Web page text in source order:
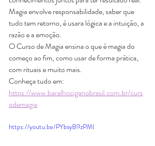
Magia envolve responsabilidade, saber que
tudo tem retorno, é usara lógica e a intuição, a
razão e a emoção.
O Curso de Magia ensina o que é magia do
começo ao fim, como usar de forma prática,
com rituais e muito mais.
Conheça tudo em:
https://www.baralhociganobrasil.com.br/curs
odemagia
https://youtu.be/PYbsyB9zPMI